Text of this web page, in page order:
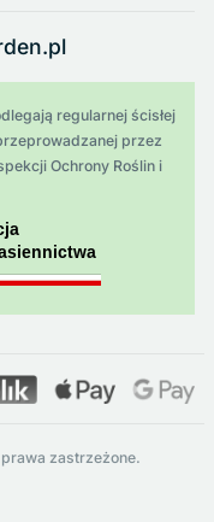
regularnej ścisłej
przez
Ochrony Roślin i
zastrzeżone.